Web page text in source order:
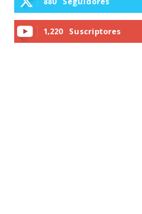
1,220 Suscriptores